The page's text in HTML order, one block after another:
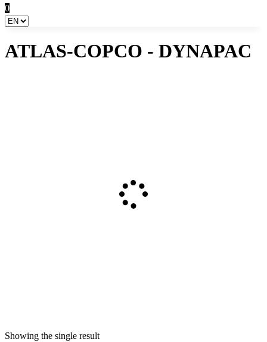
0
ATLAS-COPCO - DYNAPAC
Showing the single result